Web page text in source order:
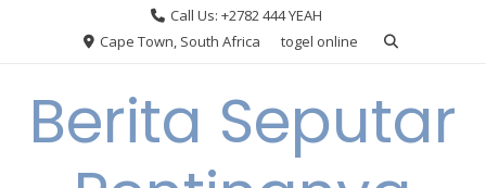
Call Us: +2782 444 YEAH
Cape Town, South Africa
togel online
Berita Seputar